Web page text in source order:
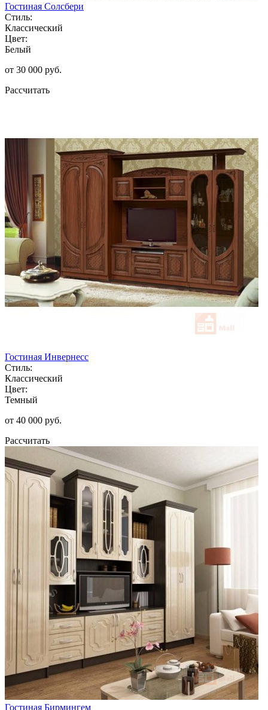
Гостиная Солсбери
Стиль:
Классический
Цвет:
Белый
от 30 000 руб.
Рассчитать
Гостиная Инвернесс
Стиль:
Классический
Цвет:
Темный
от 40 000 руб.
Рассчитать
Гостиная Бирмингем